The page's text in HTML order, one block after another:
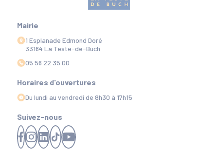
Mairie
1 Esplanade Edmond Doré
33164 La Teste-de-Buch
05 56 22 35 00
Horaires d'ouvertures
Du lundi au vendredi de 8h30 à 17h15
Suivez-nous